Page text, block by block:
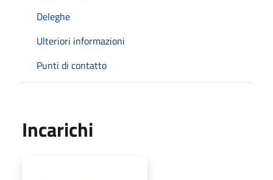
Deleghe
Ulteriori informazioni
Punti di contatto
Incarichi